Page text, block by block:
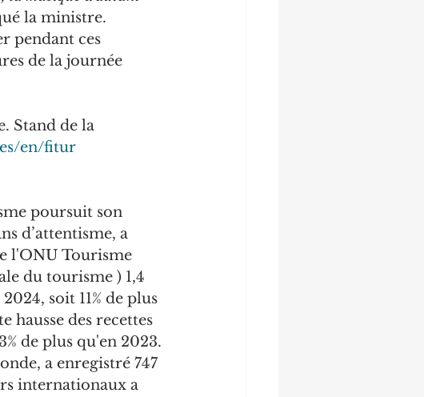
la ministre.
pendant ces
de la journée
Stand de la
en/fitur
poursuit son
d’attentisme, a
l'ONU Tourisme
du tourisme ) 1,4
soit 11% de plus
hausse des recettes
de plus qu'en 2023.
a enregistré 747
internationaux a